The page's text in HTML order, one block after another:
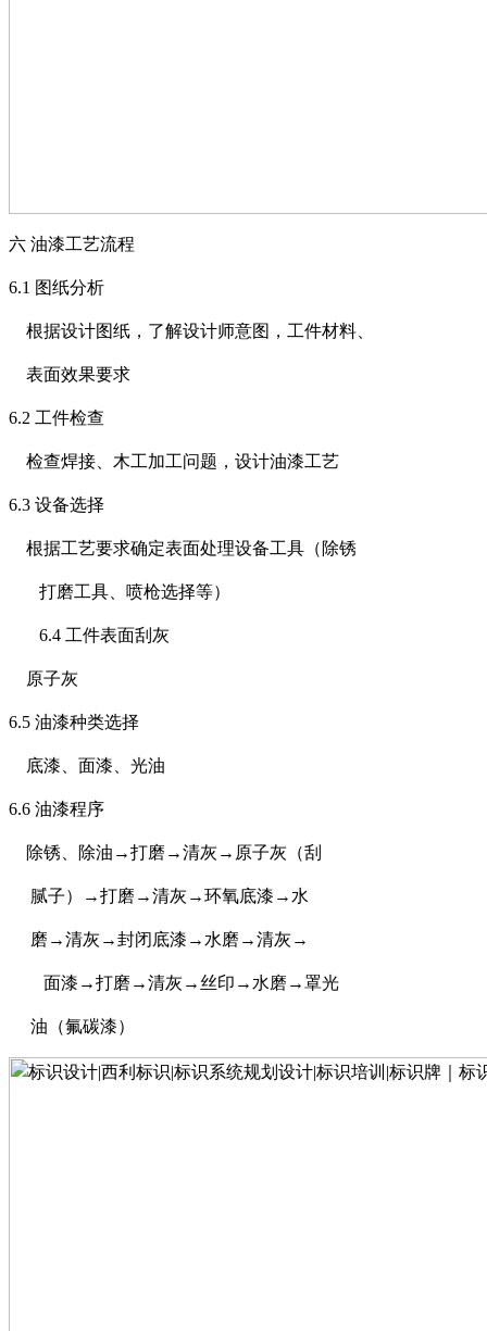
六 油漆工艺流程
6.1 图纸分析
根据设计图纸，了解设计师意图，工件材料、
表面效果要求
6.2 工件检查
检查焊接、木工加工问题，设计油漆工艺
6.3 设备选择
根据工艺要求确定表面处理设备工具（除锈
打磨工具、喷枪选择等）
6.4 工件表面刮灰
原子灰
6.5 油漆种类选择
底漆、面漆、光油
6.6 油漆程序
除锈、除油 →打磨→清灰→原子灰（刮
腻子） →打磨→清灰→环氧底漆→水
磨 →清灰→封闭底漆→水磨→清灰→
面漆 →打磨→清灰→丝印→水磨→罩光
油（氟碳漆）